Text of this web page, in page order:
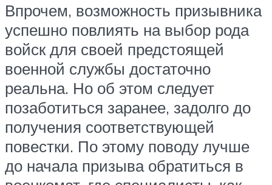
Впрочем, возможность призывника
успешно повлиять на выбор рода
войск для своей предстоящей
военной службы достаточно
реальна. Но об этом следует
позаботиться заранее, задолго до
получения соответствующей
повестки. По этому поводу лучше
до начала призыва обратиться в